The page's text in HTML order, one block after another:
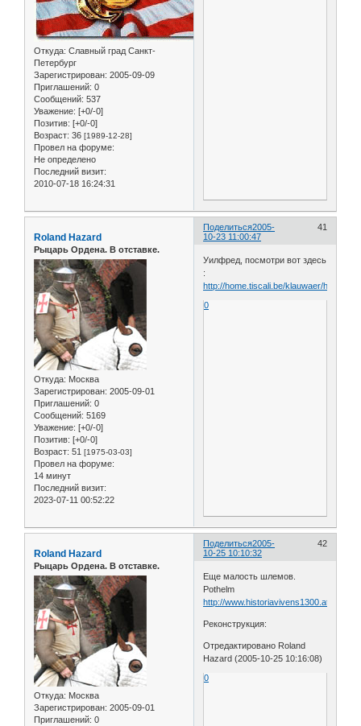
Откуда: Славный град Санкт-
Петербург
Зарегистрирован: 2005-09-09
Приглашений: 0
Сообщений: 537
Уважение: [+0/-0]
Позитив: [+0/-0]
Возраст: 36 [1989-12-28]
Провел на форуме:
Не определено
Последний визит:
2010-07-18 16:24:31
Поделиться 41
2005-
10-23 11:00:47
Roland Hazard
Рыцарь Ордена. В отставке.
Откуда: Москва
Зарегистрирован: 2005-09-01
Приглашений: 0
Сообщений: 5169
Уважение: [+0/-0]
Позитив: [+0/-0]
Возраст: 51 [1975-03-03]
Провел на форуме:
14 минут
Последний визит:
2023-07-11 00:52:22
Уилфред, посмотри вот здесь
:
http://home.tiscali.be/klauwaer/helm/
0
Поделиться 42
2005-
10-25 10:10:32
Roland Hazard
Рыцарь Ордена. В отставке.
Откуда: Москва
Зарегистрирован: 2005-09-01
Приглашений: 0
Еще малость шлемов.
Pothelm
http://www.historiavivens1300.at/helme/
Реконструкция:
Отредактировано Roland
Hazard (2005-10-25 10:16:08)
0